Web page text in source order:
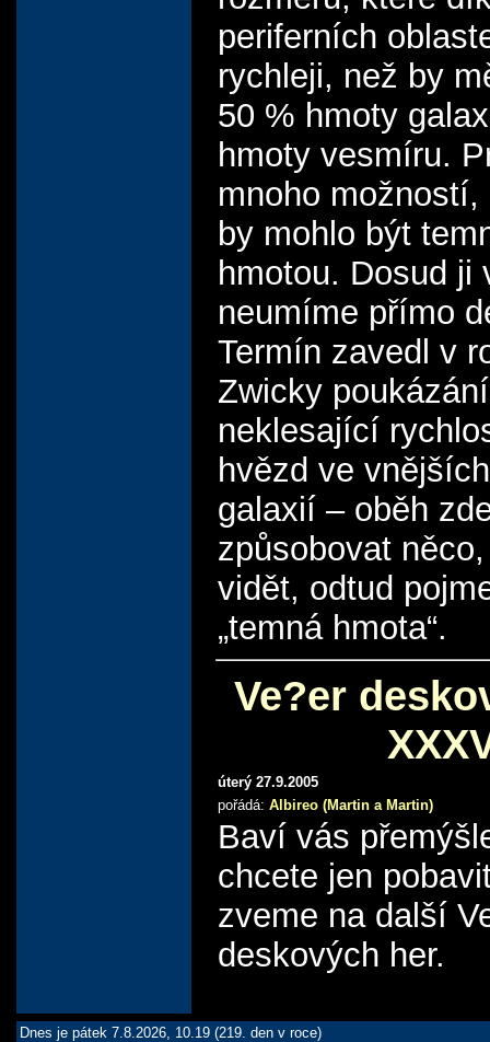
periferních
rychleji, než by
50 % hmoty
hmoty vesmíru.
mnoho
by mohlo být
hmotou. Dosud ji
neumíme přímo
Termín zavedl v
Zwicky
neklesající
hvězd ve
galaxií – oběh
způsobovat
vidět, odtud
„temná hmota“.
Ve?er
úterý 27.9.2005
pořádá: Albireo (Martin a Martin)
Baví vás
chcete jen
zveme na další
deskových her.
Dnes je pátek 7.8.2026, 10.19 (219. den v roce)